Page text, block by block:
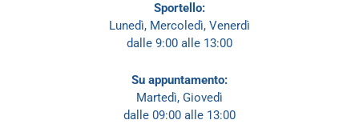
Sportello:
Lunedì, Mercoledì, Venerdì
dalle 9:00 alle 13:00
Su appuntamento:
Martedì, Giovedì
dalle 09:00 alle 13:00